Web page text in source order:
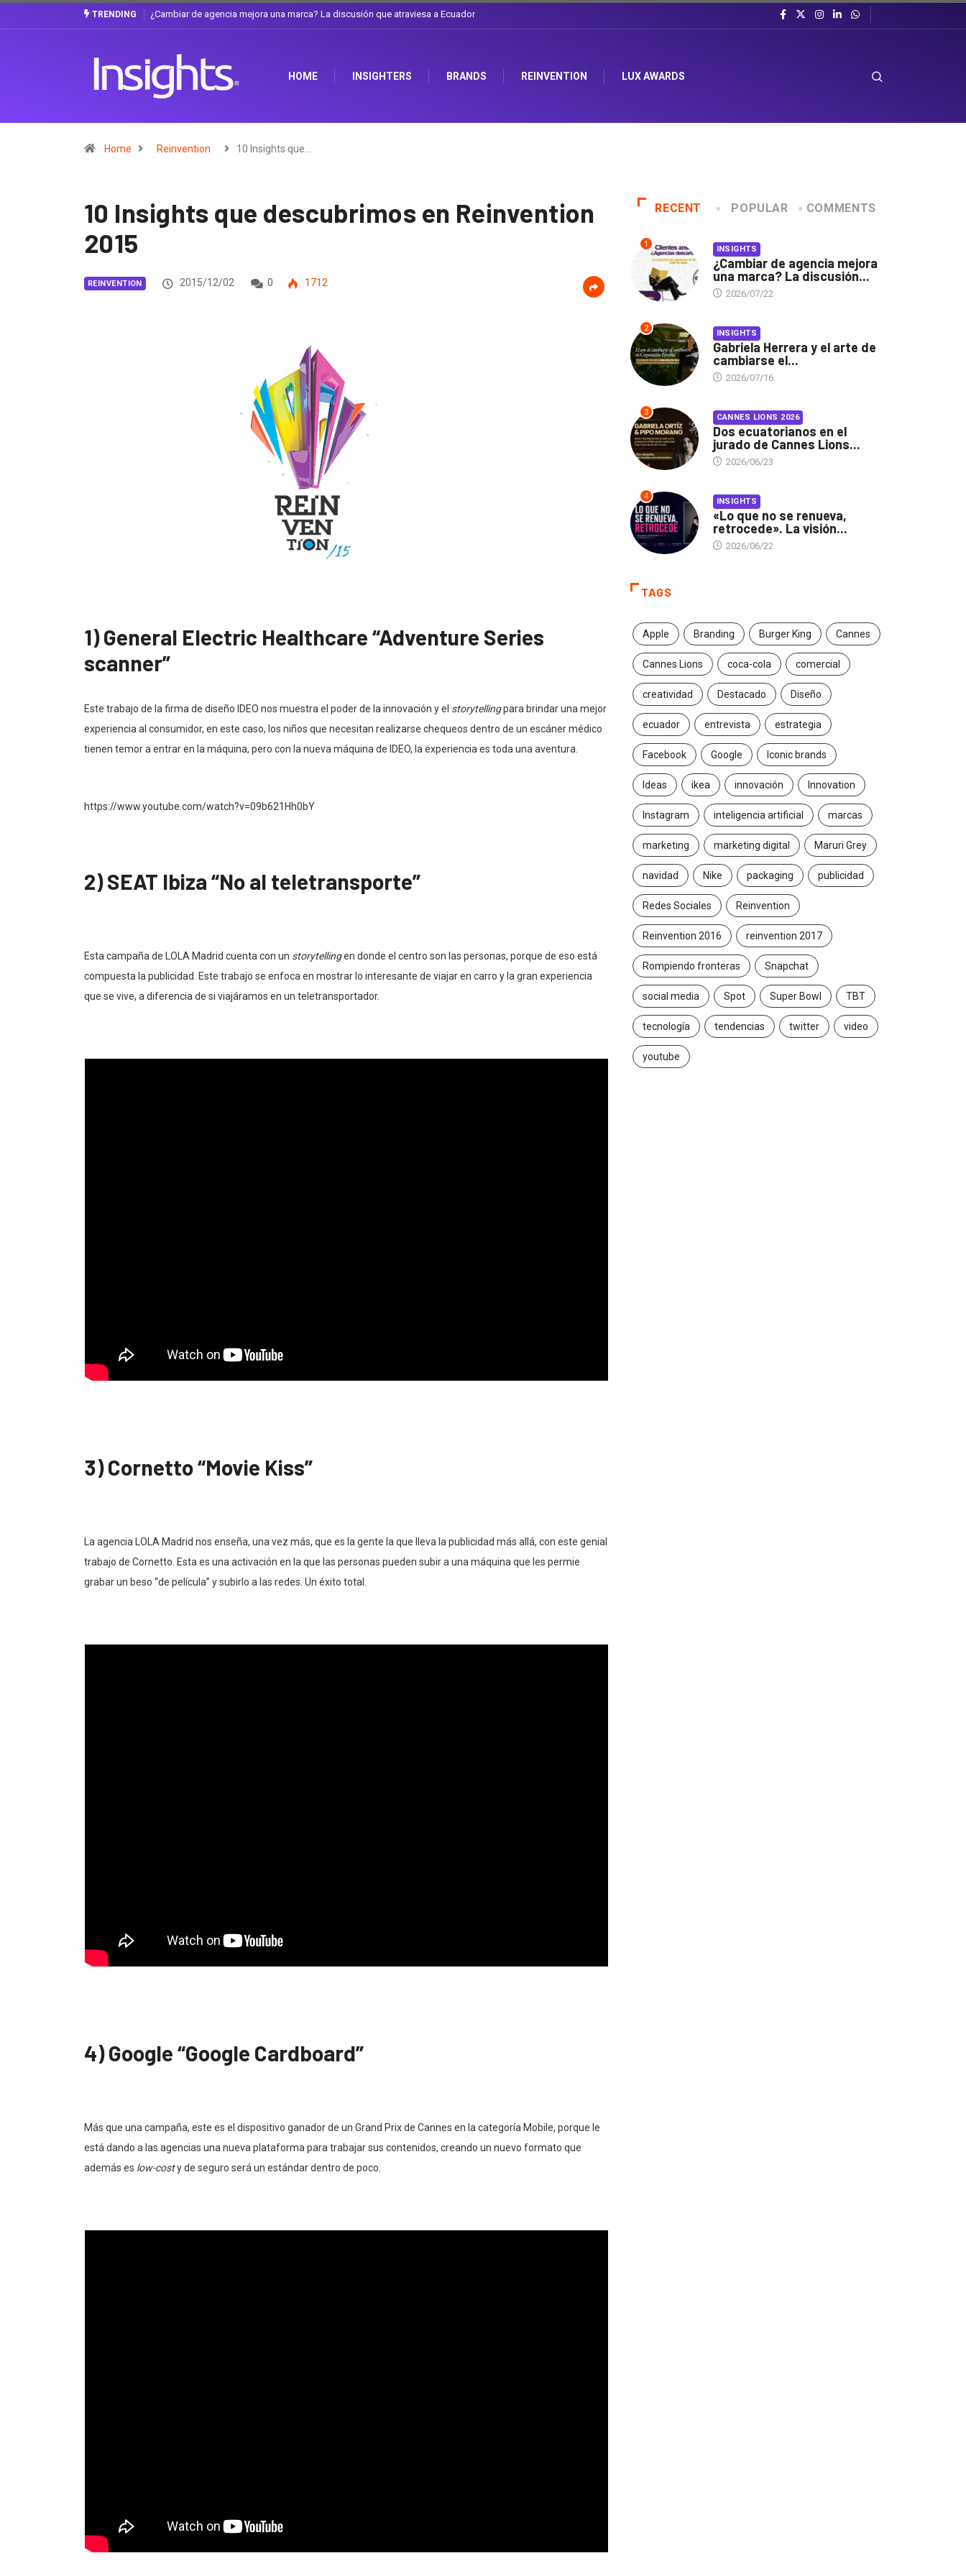
TRENDING ¿Cambiar de agencia mejora una marca? La discusión que atraviesa a Ecuador
HOME INSIGHTERS BRANDS REINVENTION LUX AWARDS
Home Reinvention 10 Insights que…
10 Insights que descubrimos en Reinvention
2015
REINVENTION 2015/12/02 0 1712
1) General Electric Healthcare “Adventure Series
scanner”
Este trabajo de la firma de diseño IDEO nos muestra el poder de la innovación y el storytellingpara brindar una mejor
experiencia al consumidor, en este caso, los niños que necesitan realizarse chequeos dentro de un escáner médico
tienen temor a entrar en la máquina, pero con la nueva máquina de IDEO, la experiencia es toda una aventura.
https://www.youtube.com/watch?v=09b621Hh0bY
2) SEAT Ibiza “No al teletransporte”
Esta campaña de LOLA Madrid cuenta con un storytellingen donde el centro son las personas, porque de eso está
compuesta la publicidad. Este trabajo se enfoca en mostrar lo interesante de viajar en carro y la gran experiencia
que se vive, a diferencia de si viajáramos en un teletransportador.
3) Cornetto “Movie Kiss”
La agencia LOLA Madrid nos enseña, una vez más, que es la gente la que lleva la publicidad más allá, con este genial
trabajo de Cornetto. Esta es una activación en la que las personas pueden subir a una máquina que les permie
grabar un beso “de película” y subirlo a las redes. Un éxito total.
4) Google “Google Cardboard”
Más que una campaña, este es el dispositivo ganador de un Grand Prix de Cannes en la categoría Mobile, porque le
está dando a las agencias una nueva plataforma para trabajar sus contenidos, creando un nuevo formato que
además es low-costy de seguro será un estándar dentro de poco.
RECENT POPULAR COMMENTS
1 INSIGHTS
¿Cambiar de agencia mejora
una marca? La discusión...
2026/07/22
2 INSIGHTS
Gabriela Herrera y el arte de
cambiarse el...
2026/07/16
3 CANNES LIONS 2026
Dos ecuatorianos en el
jurado de Cannes Lions...
2026/06/23
4 INSIGHTS
«Lo que no se renueva,
retrocede». La visión...
2026/06/22
TAGS
Apple Branding Burger King Cannes
Cannes Lions coca-cola comercial
creatividad Destacado Diseño
ecuador entrevista estrategia
Facebook Google Iconic brands
Ideas ikea innovación Innovation
Instagram inteligencia artificial marcas
marketing marketing digital Maruri Grey
navidad Nike packaging publicidad
Redes Sociales Reinvention
Reinvention 2016 reinvention 2017
Rompiendo fronteras Snapchat
social media Spot Super Bowl TBT
tecnología tendencias twitter video
youtube